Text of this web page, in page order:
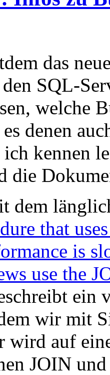
das
SQL-
welche
denen
kennen
die
dem
that
is
use the
ein
wir mit
wird auf
JOIN